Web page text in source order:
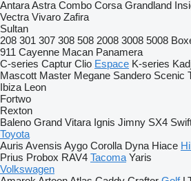
AntaraAstra Combo Corsa Grandland
Vectra Vivaro Zafira
Sultan
208 301 307 308 508 2008 3008 5008
911 Cayenne Macan Panamera
C-series Captur Clio Espace K-series
Mascott Master Megane Sandero Scenic
Ibiza Leon
Fortwo
Rexton
Baleno Grand Vitara Ignis Jimny SX4
Toyota
Auris Avensis Aygo Corolla Dyna Hiace
Prius Probox RAV4 Tacoma Yaris
Volkswagen